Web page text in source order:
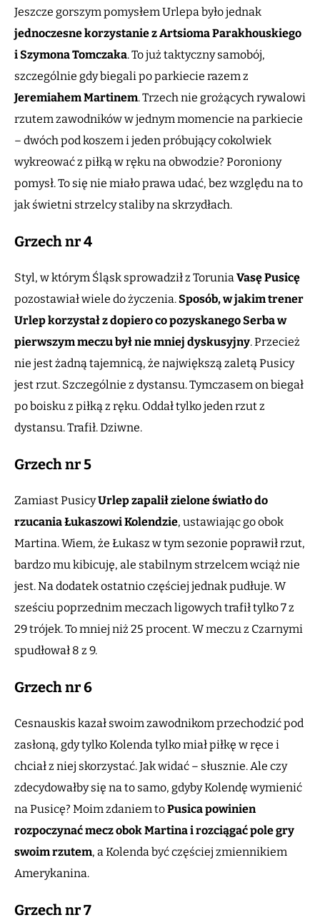
Jeszcze gorszym pomysłem Urlepa było jednak
jednoczesne korzystanie z Artsioma Parakhouskiego
i Szymona Tomczaka. To już taktyczny samobój,
szczególnie gdy biegali po parkiecie razem z
Jeremiahem Martinem. Trzech nie grożących rywalowi
rzutem zawodników w jednym momencie na parkiecie
– dwóch pod koszem i jeden próbujący cokolwiek
wykreować z piłką w ręku na obwodzie? Poroniony
pomysł. To się nie miało prawa udać, bez względu na to
jak świetni strzelcy staliby na skrzydłach.
Grzech nr 4
Styl, w którym Śląsk sprowadził z ToruniaVasę Pusicę
pozostawiał wiele do życzenia. Sposób, w jakim trener
Urlep korzystał z dopiero co pozyskanego Serbaw
pierwszym meczu był nie mniej dyskusyjny. Przecież
nie jest żadną tajemnicą, że największą zaletą Pusicy
jest rzut. Szczególnie z dystansu. Tymczasem on biegał
po boisku z piłką z ręku. Oddał tylko jeden rzut z
dystansu. Trafił. Dziwne.
Grzech nr 5
Zamiast PusicyUrlep zapalił zielone światło do
rzucania Łukaszowi Kolendzie, ustawiając go obok
Martina. Wiem, że Łukasz w tym sezonie poprawił rzut,
bardzo mu kibicuję, ale stabilnym strzelcem wciąż nie
jest. Na dodatek ostatnio częściej jednak pudłuje. W
sześciu poprzednim meczach ligowych trafił tylko 7 z
29 trójek. To mniej niż 25 procent. W meczu z Czarnymi
spudłował 8 z 9.
Grzech nr 6
Cesnauskis kazał swoim zawodnikom przechodzić pod
zasłoną, gdy tylko Kolenda tylko miał piłkę w ręce i
chciał z niej skorzystać. Jak widać – słusznie. Ale czy
zdecydowałby się na to samo, gdyby Kolendę wymienić
na Pusicę? Moim zdaniem toPusica powinien
rozpoczynać mecz obok Martina i rozciągać pole gry
swoim rzutem, a Kolenda być częściej zmiennikiem
Amerykanina.
Grzech nr 7